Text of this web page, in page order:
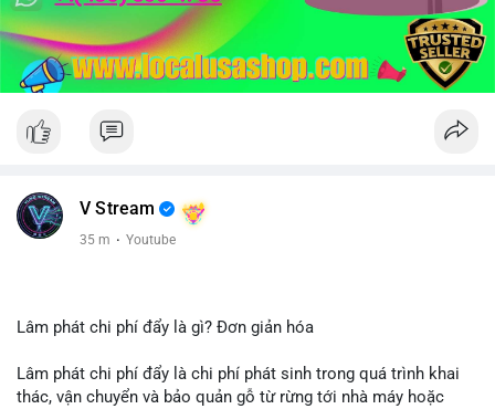
V Stream
35 m · Youtube
Lâm phát chi phí đẩy là gì? Đơn giản hóa
Lâm phát chi phí đẩy là chi phí phát sinh trong quá trình khai
thác, vận chuyển và bảo quản gỗ từ rừng tới nhà máy hoặc